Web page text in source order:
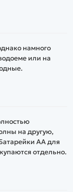
намного
или на
на другую,
АА для
отдельно.